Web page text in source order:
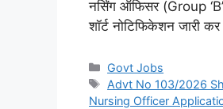
नर्सिंग ऑफिसर (Group
शॉर्ट नोटिफिकेशन जारी
Categories
Govt Jobs
Tags
Advt No 103/2026
Nursing Officer